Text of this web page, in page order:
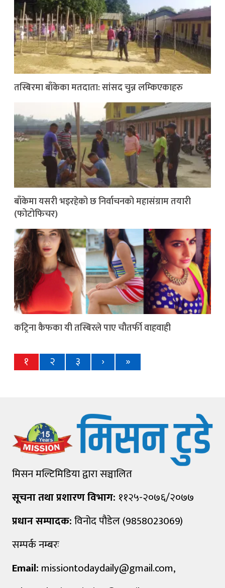
तस्बिरमा बाँकेका मतदाता: सांसद चुन्न लम्किएकाहरु
बाँकेमा यसरी भइरहेको छ निर्वाचनको महासंग्राम तयारी
(फोटोफिचर)
कट्रिना कैफका यी तस्बिरले पाए चौतर्फी वाहवाही
१ २ ३ › »
मिसन मल्टिमिडिया द्वारा सञ्चालित
सूचना तथा प्रशारण विभाग: ११२५-२०७६/२०७७
प्रधान सम्पादक:विनोद पौडेल (9858023069)
सम्पर्क नम्बरः
Email: missiontodaydaily@gmail.com,